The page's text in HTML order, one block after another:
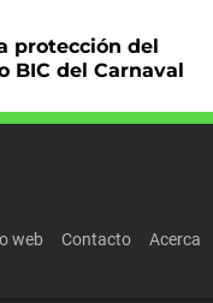
protección del
BIC del Carnaval
web Contacto
Acerca